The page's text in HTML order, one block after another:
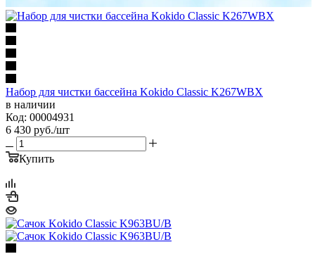
Набор для чистки бассейна Kokido Classic K267WBX
в наличии
Код: 00004931
6 430 руб./шт
Купить